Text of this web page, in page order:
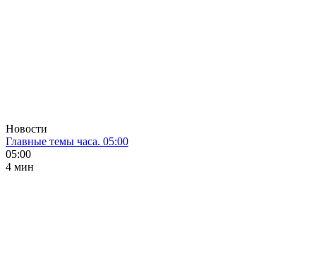
Новости
Главные темы часа. 05:00
05:00
4 мин